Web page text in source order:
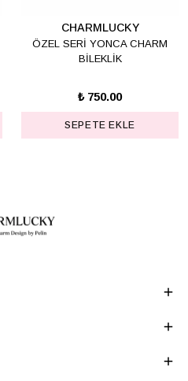
CHARMLUCKY
ÖZEL SERİ YONCA CHARM
BİLEKLİK
₺ 750.00
SEPETE EKLE